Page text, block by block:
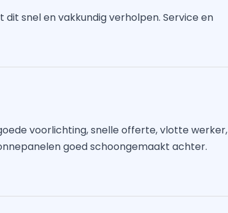
snel en vakkundig verholpen. Service en
voorlichting, snelle offerte, vlotte werker,
goed schoongemaakt achter.